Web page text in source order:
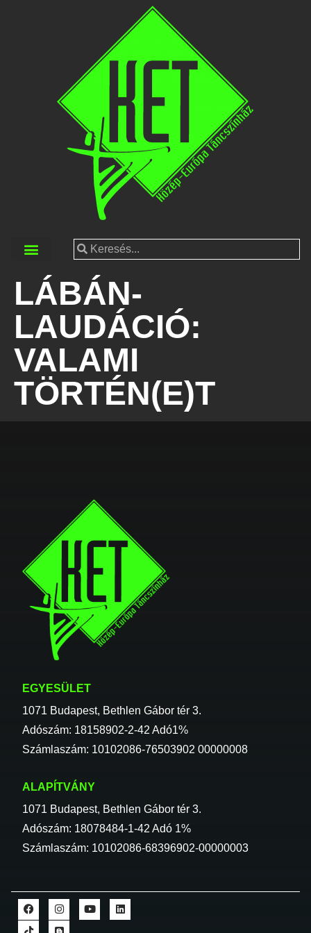
LÁBÁN-
LAUDÁCIÓ:
VALAMI
TÖRTÉN(E)T
EGYESÜLET
1071 Budapest, Bethlen Gábor tér 3.
Adószám: 18158902-2-42 Adó1%
Számlaszám: 10102086-76503902 00000008
ALAPÍTVÁNY
1071 Budapest, Bethlen Gábor tér 3.
Adószám: 18078484-1-42 Adó 1%
Számlaszám: 10102086-68396902-00000003